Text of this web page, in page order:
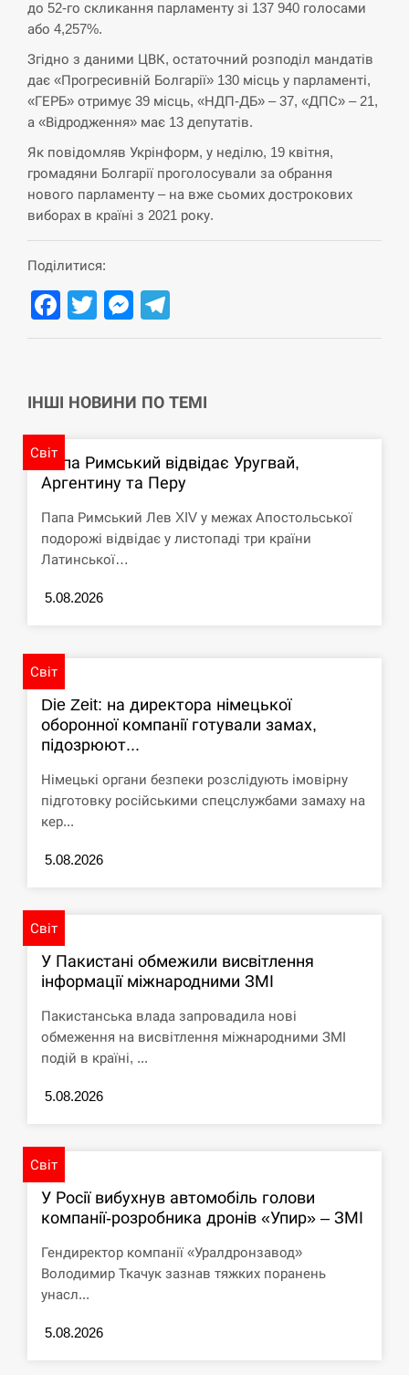
12:53
США обсуждают лицензии на Patriot для
Украины, несмотря на сомнения…
СЕРПЕНЬ
12:40
Латвія готова направити до 20 військових для
розблокування Ормузької протоки
12:23
Силы обороны поразили российскую
переправу, склады и другие важные объекты…
12:10
У США зафіксували рекордний спалах
циклоспорозу, захворіли понад 10 тисяч…
СЕРПЕНЬ
11:53
почта”: что известно об…
СЕРПЕНЬ
У зоопарку Токіо через спеку загинули три
СЕРПЕНЬ
11:23
Россияне ударили “Бардеролями” по Харькову,
есть пострадавшие
до 52-го скликання парламенту зі 137 940 голосами
або 4,257%.
Згідно з даними ЦВК, остаточний розподіл мандатів
дає «Прогресивній Болгарії» 130 місць у парламенті,
«ГЕРБ» отримує 39 місць, «НДП-ДБ» – 37, «ДПС» – 21,
а «Відродження» має 13 депутатів.
Як повідомляв Укрінформ, у неділю, 19 квітня,
громадяни Болгарії проголосували за обрання
нового парламенту – на вже сьомих дострокових
виборах в країні з 2021 року.
Поділитися:
Facebook
TwitterMessenger
ІНШІ НОВИНИ ПО ТЕМІ
Світ
Папа Римський відвідає Уругвай,
Аргентину та Перу
Папа Римський Лев XIV у межах Апостольської
подорожі відвідає у листопаді три країни
Латинської…
5.08.2026
Світ
Die Zeit: на директора німецької
оборонної компанії готували замах,
підозрюют...
Німецькі органи безпеки розслідують імовірну
підготовку російськими спецслужбами замаху на
кер...
5.08.2026
Світ
У Пакистані обмежили висвітлення
інформації міжнародними ЗМІ
Пакистанська влада запровадила нові
обмеження на висвітлення міжнародними ЗМІ
подій в країні, ...
5.08.2026
Світ
У Росії вибухнув автомобіль голови
компанії-розробника дронів «Упир» – ЗМІ
Гендиректор компанії «Уралдронзавод»
Володимир Ткачук зазнав тяжких поранень
унасл...
5.08.2026